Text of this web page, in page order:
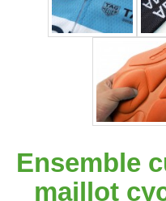
Ensemble
maillot